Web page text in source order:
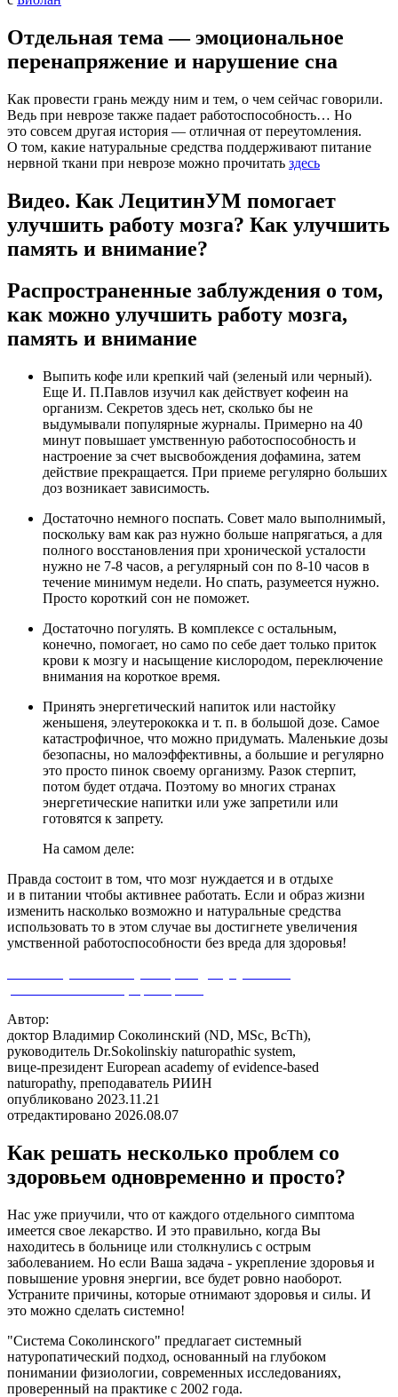
Отдельная тема — эмоциональное
перенапряжение и нарушение сна
Как провести грань между ним и тем, о чем сейчас говорили.
Ведь при неврозе также падает работоспособность… Но
это совсем другая история — отличная от переутомления.
О том, какие натуральные средства поддерживают питание
нервной ткани при неврозе можно прочитать здесь
Видео. Как ЛецитинУМ помогает
улучшить работу мозга? Как улучшить
память и внимание?
Распространенные заблуждения о том,
как можно улучшить работу мозга,
память и внимание
Выпить кофе или крепкий чай (зеленый или черный).
Еще И. П.Павлов изучил как действует кофеин на
организм. Секретов здесь нет, сколько бы не
выдумывали популярные журналы. Примерно на 40
минут повышает умственную работоспособность и
настроение за счет высвобождения дофамина, затем
действие прекращается. При приеме регулярно больших
доз возникает зависимость.
Достаточно немного поспать. Совет мало выполнимый,
поскольку вам как раз нужно больше напрягаться, а для
полного восстановления при хронической усталости
нужно не 7-8 часов, а регулярный сон по 8-10 часов в
течение минимум недели. Но спать, разумеется нужно.
Просто короткий сон не поможет.
Достаточно погулять. В комплексе с остальным,
конечно, помогает, но само по себе дает только приток
крови к мозгу и насыщение кислородом, переключение
внимания на короткое время.
Принять энергетический напиток или настойку
женьшеня, элеутерококка и т. п. в большой дозе. Самое
катастрофичное, что можно придумать. Маленькие дозы
безопасны, но малоэффективны, а большие и регулярно
это просто пинок своему организму. Разок стерпит,
потом будет отдача. Поэтому во многих странах
энергетические напитки или уже запретили или
готовятся к запрету.
На самом деле:
Правда состоит в том, что мозг нуждается и в отдыхе
и в питании чтобы активнее работать. Если и образ жизни
изменить насколько возможно и натуральные средства
использовать то в этом случае вы достигнете увеличения
умственной работоспособности без вреда для здоровья!
Автор:
доктор Владимир Соколинский (ND, MSc, BcTh),
руководитель Dr.Sokolinskiy naturopathic system,
вице-президент European academy of evidence-based
naturopathy, преподаватель РИИН
опубликовано 2023.11.21
отредактировано 2026.08.07
Как решать несколько проблем со
здоровьем одновременно и просто?
Нас уже приучили, что от каждого отдельного симптома
имеется свое лекарство. И это правильно, когда Вы
находитесь в больнице или столкнулись с острым
заболеванием. Но если Ваша задача - укрепление здоровья и
повышение уровня энергии, все будет ровно наоборот.
Устраните причины, которые отнимают здоровья и силы. И
это можно сделать системно!
"Система Соколинского" предлагает системный
натуропатический подход, основанный на глубоком
понимании физиологии, современных исследованиях,
проверенный на практике с 2002 года.